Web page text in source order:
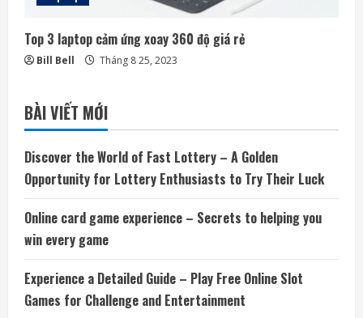
Top 3 laptop cảm ứng xoay 360 độ giá rẻ
Bill Bell Tháng 8 25, 2023
BÀI VIẾT MỚI
Discover the World of Fast Lottery – A Golden
Opportunity for Lottery Enthusiasts to Try Their Luck
Online card game experience – Secrets to helping you
win every game
Experience a Detailed Guide – Play Free Online Slot
Games for Challenge and Entertainment